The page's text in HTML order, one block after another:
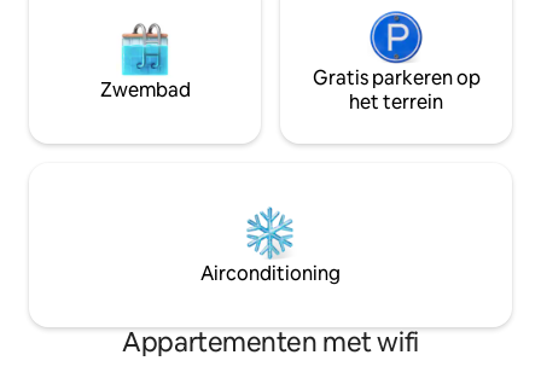
Zwembad
Gratis parkeren op
het terrein
Airconditioning
Appartementen met wifi